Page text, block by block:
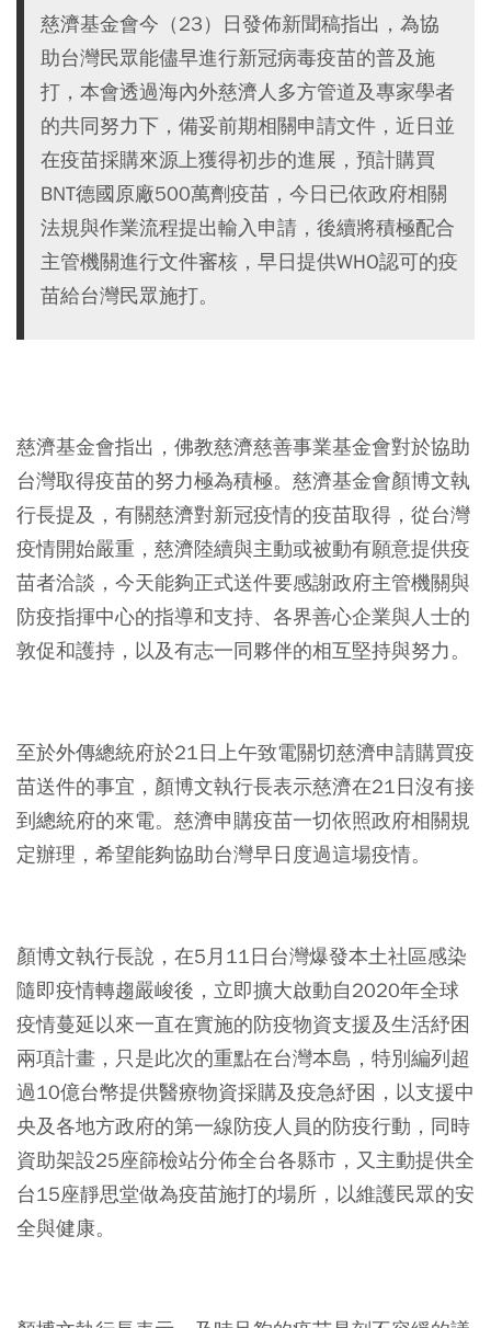
慈濟基金會今（23）日發佈新聞稿指出，為協
助台灣民眾能儘早進行新冠病毒疫苗的普及施
打，本會透過海內外慈濟人多方管道及專家學者
的共同努力下，備妥前期相關申請文件，近日並
在疫苗採購來源上獲得初步的進展，預計購買
BNT德國原廠500萬劑疫苗，今日已依政府相關
法規與作業流程提出輸入申請，後續將積極配合
主管機關進行文件審核，早日提供WHO認可的疫
苗給台灣民眾施打。
慈濟基金會指出，佛教慈濟慈善事業基金會對於協助
台灣取得疫苗的努力極為積極。慈濟基金會顏博文執
行長提及，有關慈濟對新冠疫情的疫苗取得，從台灣
疫情開始嚴重，慈濟陸續與主動或被動有願意提供疫
苗者洽談，今天能夠正式送件要感謝政府主管機關與
防疫指揮中心的指導和支持、各界善心企業與人士的
敦促和護持，以及有志一同夥伴的相互堅持與努力。
至於外傳總統府於21日上午致電關切慈濟申請購買疫
苗送件的事宜，顏博文執行長表示慈濟在21日沒有接
到總統府的來電。慈濟申購疫苗一切依照政府相關規
定辦理，希望能夠協助台灣早日度過這場疫情。
顏博文執行長說，在5月11日台灣爆發本土社區感染
隨即疫情轉趨嚴峻後，立即擴大啟動自2020年全球
疫情蔓延以來一直在實施的防疫物資支援及生活紓困
兩項計畫，只是此次的重點在台灣本島，特別編列超
過10億台幣提供醫療物資採購及疫急紓困，以支援中
央及各地方政府的第一線防疫人員的防疫行動，同時
資助架設25座篩檢站分佈全台各縣市，又主動提供全
台15座靜思堂做為疫苗施打的場所，以維護民眾的安
全與健康。